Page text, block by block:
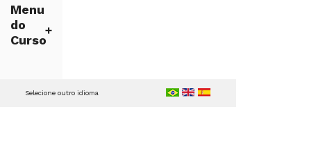
Menu
do
Curso
Selecione outro idioma